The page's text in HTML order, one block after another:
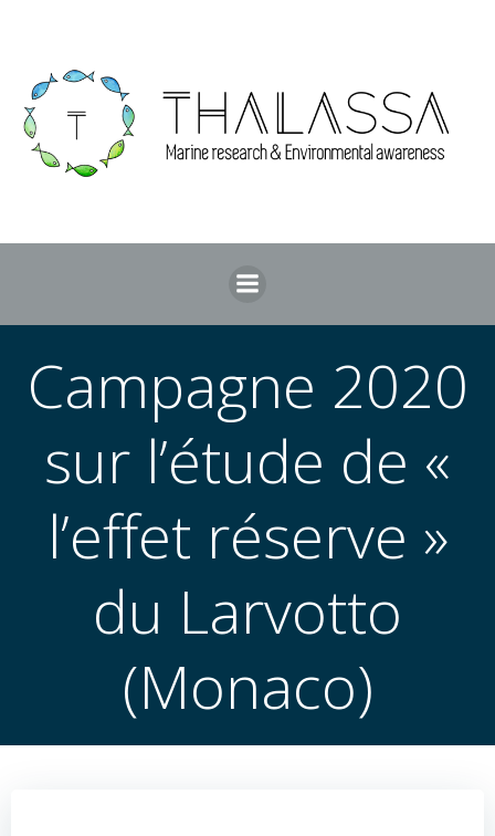
Campagne 2020
sur l’étude de «
l’effet réserve »
du Larvotto
(Monaco)